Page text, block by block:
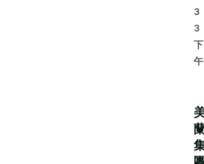
3
3
下
午